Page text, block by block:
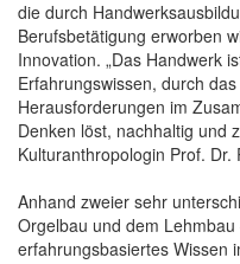
die durch
Berufsbetätigung erworben
Innovation. „Das Handwerk
Erfahrungswissen, durch
Herausforderungen im
Denken löst, nachhaltig und
Kulturanthropologin Prof. Dr.
Anhand zweier sehr
Orgelbau und dem
erfahrungsbasiertes Wissen